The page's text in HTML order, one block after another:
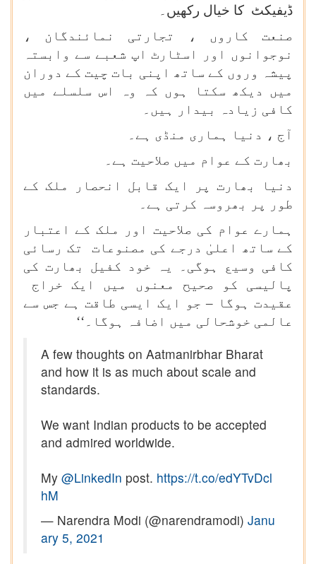
ڈیفیکٹ کا خیال رکھیں۔
صنعت کاروں ، تجارتی نمائندگان ،
نوجوانوں اور اسٹارٹ اپ شعبے سے وابستہ
پیشہ وروں کے ساتھ اپنی بات چیت کے دوران
میں دیکھ سکتا ہوں کہ وہ اس سلسلے میں
کافی زیادہ بیدار ہیں۔
آج ، دنیا ہماری منڈی ہے۔
بھارت کے عوام میں صلاحیت ہے۔
دنیا بھارت پر ایک قابل انحصار ملک کے
طور پر بھروسہ کرتی ہے۔
ہمارے عوام کی صلاحیت اور ملک کے اعتبار
کے ساتھ اعلیٰ درجے کی مصنوعات تک رسائی
کافی وسیع ہوگی۔ یہ خود کفیل بھارت کی
پالیسی کو صحیح معنوں میں ایک خراج
عقیدت ہوگا – جو ایک ایسی طاقت ہے جس سے
عالمی خوشحالی میں اضافہ ہوگا۔‘‘
A few thoughts on Aatmanirbhar Bharat
and how it is as much about scale and
standards.
We want Indian products to be accepted
and admired worldwide.
My @LinkedIn post. https://t.co/edYTvDcl
hM
— Narendra Modi (@narendramodi) Janu
ary 5, 2021